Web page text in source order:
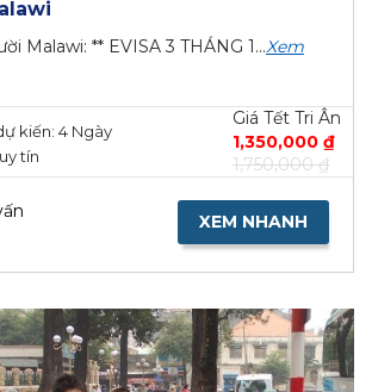
Malawi: ** EVISA 3 THÁNG 1...Xem
kiến: 4 Ngày
tín
Giá Tết Tri Ân
1,350,000 ₫
1,750,000 ₫
XEM NHANH